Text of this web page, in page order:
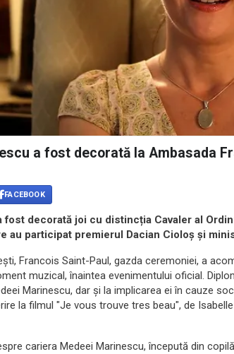
a fost decorată la Ambasada
FACEBOOK
decorată joi cu distincția Cavaler al
au participat premierul Dacian Cioloș și
Francois Saint-Paul, gazda ceremoniei, a
muzical, înaintea evenimentului oficial.
Marinescu, dar și la implicarea ei în cauze
la filmul "Je vous trouve tres beau", de
cariera Medeei Marinescu, începută din